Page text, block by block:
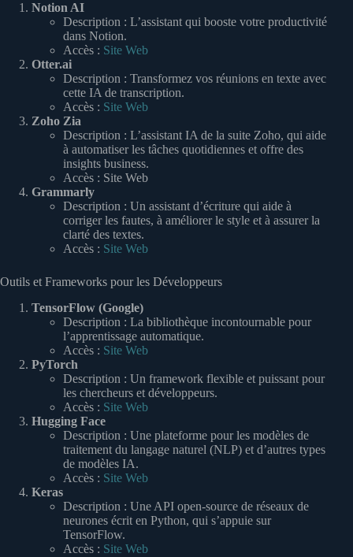
Notion AI
Description : L’assistant qui booste votre productivité
dans Notion.
Accès : Site Web
Otter.ai
Description : Transformez vos réunions en texte avec
cette IA de transcription.
Accès : Site Web
Zoho Zia
Description : L’assistant IA de la suite Zoho, qui aide
à automatiser les tâches quotidiennes et offre des
insights business.
Accès : Site Web
Grammarly
Description : Un assistant d’écriture qui aide à
corriger les fautes, à améliorer le style et à assurer la
clarté des textes.
Accès : Site Web
Outils et Frameworks pour les Développeurs
TensorFlow (Google)
Description : La bibliothèque incontournable pour
l’apprentissage automatique.
Accès : Site Web
PyTorch
Description : Un framework flexible et puissant pour
les chercheurs et développeurs.
Accès : Site Web
Hugging Face
Description : Une plateforme pour les modèles de
traitement du langage naturel (NLP) et d’autres types
de modèles IA.
Accès : Site Web
Keras
Description : Une API open-source de réseaux de
neurones écrit en Python, qui s’appuie sur
TensorFlow.
Accès : Site Web